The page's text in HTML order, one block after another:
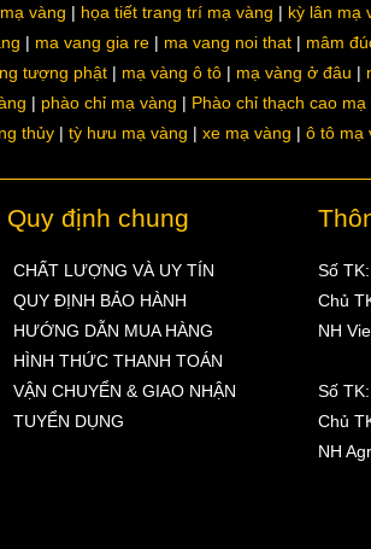
vàng họa tiết trang trí mạ vàng kỳ lân mạ
ma vang gia re ma vang noi that mâm
tượng phật mạ vàng ô tô mạ vàng ở đâu
phào chỉ mạ vàng Phào chỉ thạch cao mạ
thủy tỳ hưu mạ vàng xe mạ vàng ô tô mạ
Quy định chung
CHẤT LƯỢNG VÀ UY TÍN
QUY ĐỊNH BẢO HÀNH
HƯỚNG DẪN MUA HÀNG
HÌNH THỨC THANH TOÁN
VẬN CHUYỂN & GIAO NHẬN
TUYỂN DỤNG
Số
Chủ
NH
Số
Chủ
NH